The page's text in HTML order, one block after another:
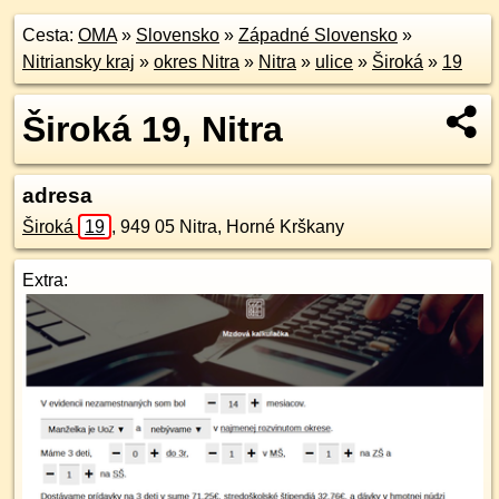
Cesta: OMA» Slovensko » Západné Slovensko »
Nitriansky kraj » okres Nitra » Nitra » ulice » Široká » 19
Široká 19, Nitra
adresa
Široká 19 , 949 05 Nitra, Horné Krškany
Extra: